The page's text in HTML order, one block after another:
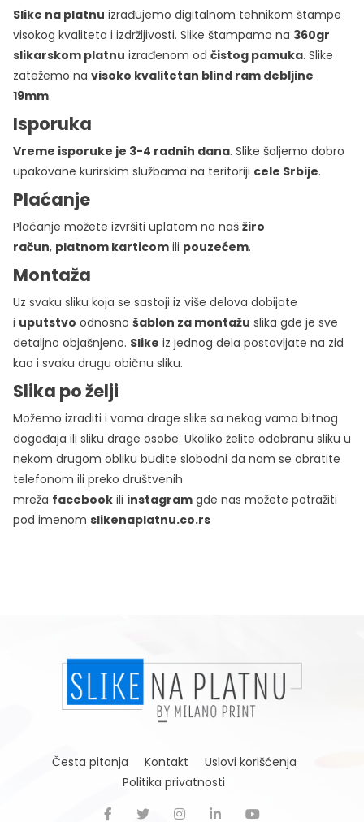
Slike na platnu izrađujemo digitalnom tehnikom štampe
visokog kvaliteta i izdržljivosti. Slike štampamo na 360gr
slikarskom platnu izrađenom od čistog pamuka. Slike
zatežemo na visoko kvalitetan blind ram debljine
19mm.
Isporuka
Vreme isporuke je 3-4 radnih dana. Slike šaljemo dobro
upakovane kurirskim službama na teritoriji cele Srbije.
Plaćanje
Plaćanje možete izvršiti uplatom na naš žiro
račun, platnom karticom ili pouzećem.
Montaža
Uz svaku sliku koja se sastoji iz više delova dobijate
i uputstvo odnosno šablon za montažu slika gde je sve
detaljno objašnjeno. Slike iz jednog dela postavljate na zid
kao i svaku drugu običnu sliku.
Slika po želji
Možemo izraditi i vama drage slike sa nekog vama bitnog
događaja ili sliku drage osobe. Ukoliko želite odabranu sliku u
nekom drugom obliku budite slobodni da nam se obratite
telefonom ili preko društvenih
mreža facebook ili instagram gde nas možete potražiti
pod imenom slikenaplatnu.co.rs
Česta pitanja Kontakt
Uslovi korišćenja
Politika privatnosti